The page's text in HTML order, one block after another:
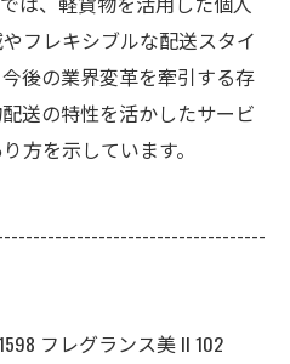
フレキシブルな配送スタイ
後の業界変革を牽引する存
送の特性を活かしたサービ
方を示しています。
フレグランス美 II 102